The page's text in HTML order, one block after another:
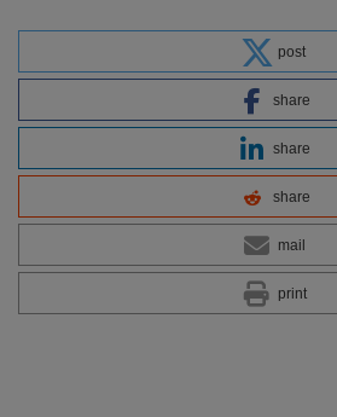
post
share
share
share
mail
print